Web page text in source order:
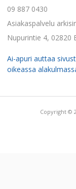
09 887 0430
Asiakaspalvelu
Nupurintie 4, 02820
Ai-apuri auttaa
oikeassa
Copyright ©